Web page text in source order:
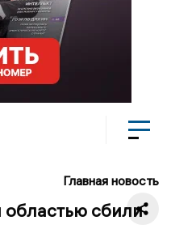
Главная новость
сбили